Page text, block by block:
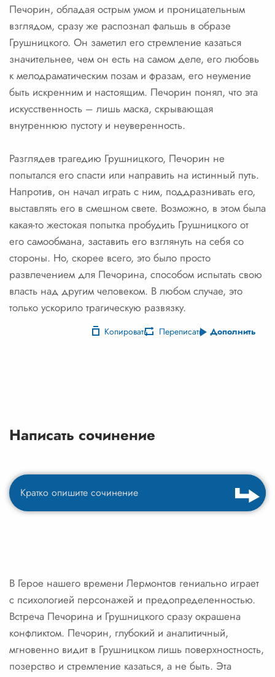
Печорин, обладая острым умом и проницательным
взглядом, сразу же распознал фальшь в образе
Грушницкого. Он заметил его стремление казаться
значительнее, чем он есть на самом деле, его любовь
к мелодраматическим позам и фразам, его неумение
быть искренним и настоящим. Печорин понял, что эта
искусственность – лишь маска, скрывающая
внутреннюю пустоту и неуверенность.
Разглядев трагедию Грушницкого, Печорин не
попытался его спасти или направить на истинный путь.
Напротив, он начал играть с ним, поддразнивать его,
выставлять его в смешном свете. Возможно, в этом была
какая-то жестокая попытка пробудить Грушницкого от
его самообмана, заставить его взглянуть на себя со
стороны. Но, скорее всего, это было просто
развлечением для Печорина, способом испытать свою
власть над другим человеком. В любом случае, это
только ускорило трагическую развязку.
Копировать Переписать Дополнить
Написать сочинение
В Герое нашего времени Лермонтов гениально играет
с психологией персонажей и предопределенностью.
Встреча Печорина и Грушницкого сразу окрашена
конфликтом. Печорин, глубокий и аналитичный,
мгновенно видит в Грушницком лишь поверхностность,
позерство и стремление казаться, а не быть. Эта